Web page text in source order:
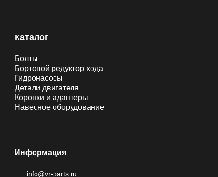
Каталог
Болты
Бортовой редуктор хода
Гидронасосы
Детали двигателя
Коронки и адаптеры
Навесное оборудование
Информация
info@vr-parts.ru